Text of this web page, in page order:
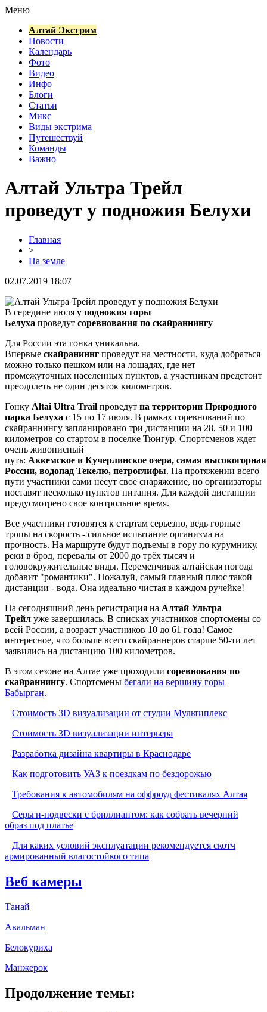
Меню
Алтай Экстрим
Новости
Календарь
Фото
Видео
Инфо
Блоги
Статьи
Микс
Виды экстрима
Путешествуй
Команды
Важно
Алтай Ультра Трейл
проведут у подножия Белухи
Главная
>
На земле
02.07.2019 18:07
В середине июля у подножия горы
Белуха проведут соревнования по скайраннингу
Для России эта гонка уникальна.
Впервые скайраниннг проведут на местности, куда добраться
можно только пешком или на лошадях, где нет
промежуточных населенных пунктов, а участникам предстоит
преодолеть не один десяток километров.
Гонку Altai Ultra Trail проведут на территории Природного
парка Белуха с 15 по 17 июля. В рамках соревнований по
скайраннингу запланировано три дистанции на 28, 50 и 100
километров со стартом в поселке Тюнгур. Спортсменов ждет
очень живописный
путь: Аккемское и Кучерлинское озера, самая
России, водопад Текелю, петроглифы. На протяжении всего
пути участники сами несут свое снаряжение, но организаторы
поставят несколько пунктов питания. Для каждой дистанции
предусмотрено свое контрольное время.
Все участники готовятся к стартам серьезно, ведь горные
тропы на скорость - сильное испытание организма на
прочность. На маршруте будут подъемы в гору по курумнику,
реки в брод, перевалы от 2000 до трёх тысяч и
головокружительные виды. Переменчивая алтайская погода
добавит "романтики". Пожалуй, самый главный плюс такой
дистанции - вода. Она идеально чистая в каждом ручейке!
На сегодняшний день регистрация на Алтай Ультра
Трейл уже завершилась. В списках участников спортсмены со
всей России, а возраст участников 10 до 61 года! Самое
интересное, что больше всего скайраннеров старше 50-ти лет
заявились на дистанцию 100 километров.
В этом сезоне на Алтае уже проходили соревнования по
скайраннингу. Спортсмены бегали на вершину горы
Бабырган.
Стоимость 3D визуализации от студии Мультиплекс
Стоимость 3D визуализации интерьера
Разработка дизайна квартиры в Краснодаре
Как подготовить УАЗ к поездкам по бездорожью
Требования к автомобилям на оффроуд фестивалях Алтая
Серьги-подвески с бриллиантом: как собрать вечерний
образ под платье
Для каких условий эксплуатации рекомендуется скотч
армированный влагостойкого типа
Веб камеры
Танай
Авальман
Белокуриха
Манжерок
Продолжение темы: